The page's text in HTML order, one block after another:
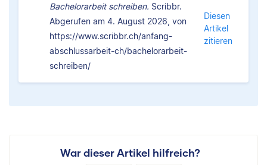
Bachelorarbeit schreiben. Scribbr.
Abgerufen am 4. August 2026, von
https://www.scribbr.ch/anfang-
abschlussarbeit-ch/bachelorarbeit-
schreiben/
Diesen
Artikel
zitieren
War dieser Artikel hilfreich?